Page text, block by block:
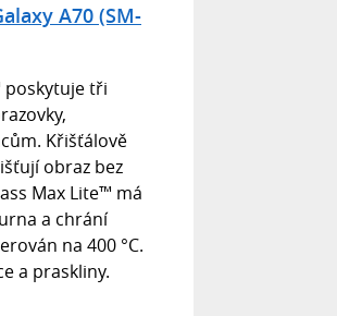
A70 (SM-
poskytuje tři
Křišťálově
obraz bez
Max Lite™ má
a chrání
na 400 °C.
a praskliny.